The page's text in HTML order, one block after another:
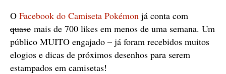
O Facebook do Camiseta Pokémon já conta com
quase mais de 700 likes em menos de uma semana. Um
público MUITO engajado – já foram recebidos muitos
elogios e dicas de próximos desenhos para serem
estampados em camisetas!